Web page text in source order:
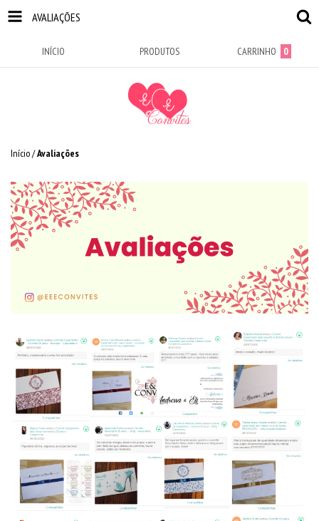
AVALIAÇÕES
INÍCIO PRODUTOS CARRINHO 0
Início/Avaliações